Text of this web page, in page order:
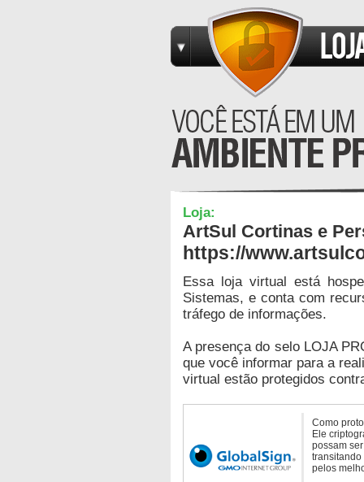
Loja:
ArtSul Cortinas e
https://
Essa loja virtual está
Sistemas, e conta com
tráfego de informações.
A presença do selo LOJA
que você informar para a
virtual estão protegidos
Como
Ele
possam
transitando
pelos